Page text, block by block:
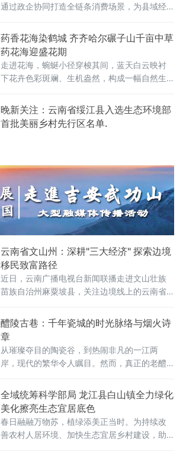
通过政企协同打造全链条消费场景，为县域经
烤肉美食之都”建设中县域实践的生动样本。政
企联动打造“微度假”消费新场景6月19日端午节
开幕当日，克山县东山植物园内人头攒动。依
托园区自然生
药香花海染鹤城 齐齐哈尔碾子山千亩中草
药花海迎盛花期
走进花海，蜿蜒小径穿梭其间，蓝天白云映衬
下花卉色彩斑斓、生机盎然，构成一幅自然生
村依托当地自然生态优势，规模化种植兼具药
用与观赏价值的中草药，打造集生态观光、休
闲体
晚新关注：云南省绥江县入选生态环境部
首批美丽乡村先行区名单.
云南省文山州：深耕"三大经济" 探索边境
移民致富路径
近日，云南广播电视台新闻联播走进文山壮族
苗族自治州麻粟坡县，关注边境线上的云南省
云南省文山壮族苗族自治州移民安置部门紧紧
围绕资源经济、园区经济和口岸经济战略部
署，将水库移民安置的后扶政策与县域产业升
级深度融合，探索出一条具有边境特色的移民
致富路径。
醴陵古巷：千年瓷城的时光脉络与烟火诗
章
从璀璨夺目的陶瓷谷，到热闹非凡的一江两
岸，现代的繁华令人瞩目。然而，真正的老醴
条古巷之中。这里的青石板被岁月磨得发亮，
老木门满是斑驳沧桑，每一条古巷都藏着浓郁
的烟火气，藏着深厚的文脉，藏着醴陵人数百
年的生活记忆，宛如一部部无言的史书，等待
着人们去翻阅。今天，就让我们一同走进醴陵
全域统筹科学部局 龙江县白山镇全力绿化
美化擦亮生态宜居底色
春日融融万物苏，植绿添美正当时。为持续改
善农村人居环境、加快生态宜居乡村建设，助